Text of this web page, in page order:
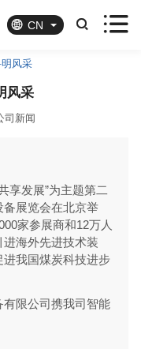
 CN   
风采
风采
司新闻
享发展”为主题第二
展览会在北京举
家参展商和12万人
海外先进技术装
我国煤炭科技进步
限公司携我司智能